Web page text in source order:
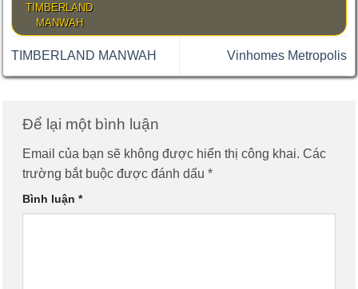
TIMBERLAND
MANWAH
TIMBERLAND MANWAH Vinhomes Metropolis
Để lại một bình luận
Email của bạn sẽ không được hiển thị công khai. Các
trường bắt buộc được đánh dấu *
Bình luận *